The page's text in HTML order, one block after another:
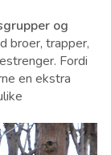
og
broer, trapper,
Fordi
en ekstra